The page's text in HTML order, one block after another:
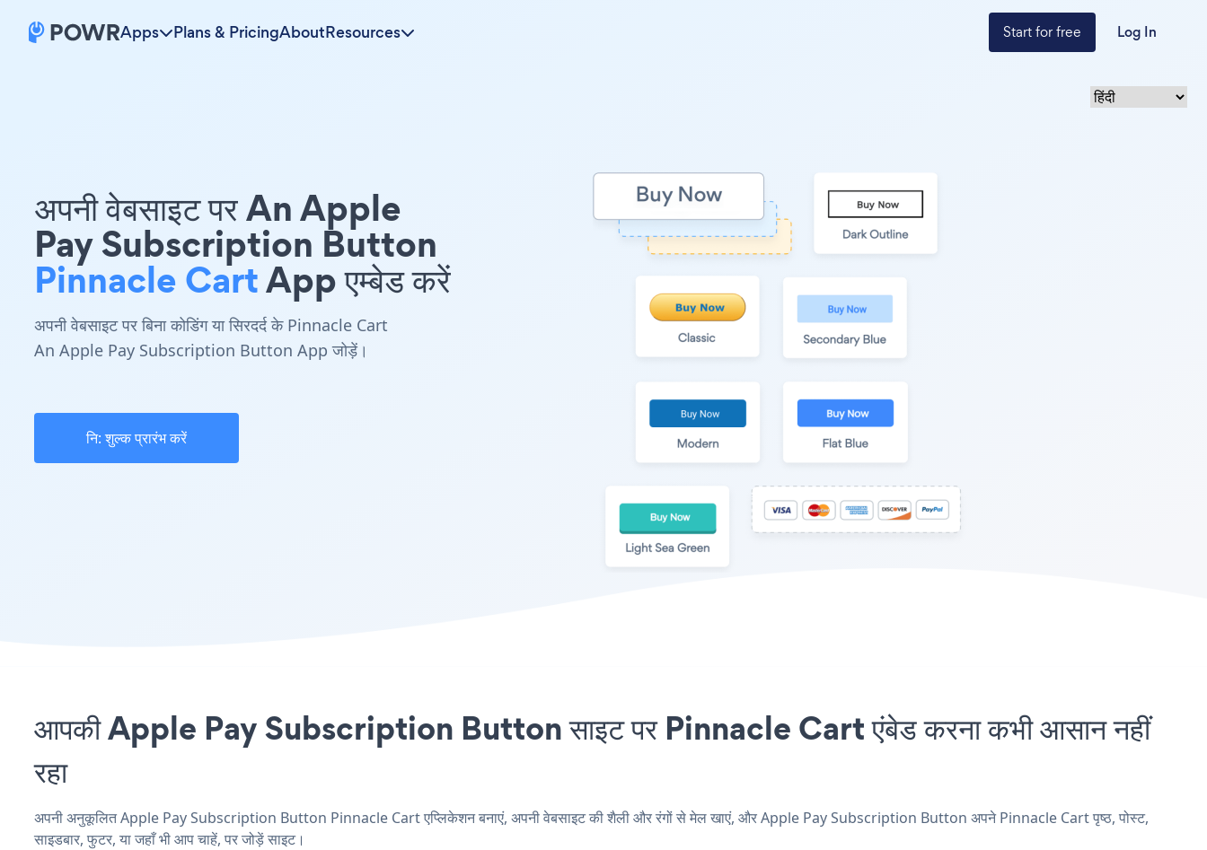
Apps Plans & PricingAboutResources Start for free Log In
अपनी वेबसाइट पर An Apple
Pay Subscription Button
Pinnacle CartApp एम्बेड करें
अपनी वेबसाइट पर बिना कोडिंग या सिरदर्द के Pinnacle Cart
An Apple Pay Subscription Button App जोड़ें।
नि: शुल्क प्रारंभ करें
आपकी Apple Pay Subscription Button साइट पर Pinnacle Cart एंबेड करना कभी आसान नहीं
रहा
अपनी अनुकूलित Apple Pay Subscription Button Pinnacle Cart एप्लिकेशन बनाएं, अपनी वेबसाइट की शैली और रंगों से मेल खाएं, और Apple Pay Subscription Button अपने Pinnacle Cart पृष्ठ, पोस्ट,
साइडबार, फुटर, या जहाँ भी आप चाहें, पर जोड़ें साइट।